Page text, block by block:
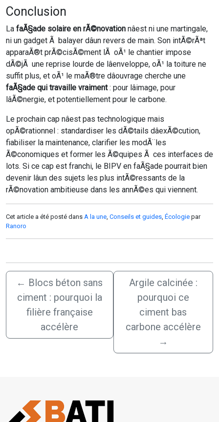
Conclusion
La faÃ§ade solaire en rÃ©novation nâest ni une martingale,
ni un gadget Ã balayer dâun revers de main. Son intÃ©rÃªt
apparaÃ®t prÃ©cisÃ©ment lÃ oÃ¹ le chantier impose
dÃ©jÃ une reprise lourde de lâenveloppe, oÃ¹ la toiture ne
suffit plus, et oÃ¹ le maÃ®tre dâouvrage cherche une
faÃ§ade qui travaille vraiment: pour lâimage, pour
lâÃ©nergie, et potentiellement pour le carbone.
Le prochain cap nâest pas technologique mais
opÃ©rationnel : standardiser les dÃ©tails dâexÃ©cution,
fiabiliser la maintenance, clarifier les modÃ¨les
Ã©conomiques et former les Ã©quipes Ã ces interfaces de
lots. Si ce cap est franchi, le BIPV en faÃ§ade pourrait bien
devenir lâun des sujets les plus intÃ©ressants de la
rÃ©novation ambitieuse dans les annÃ©es qui viennent.
Cet article a été posté dans A la une Conseils et guides Écologie par
Ranoro
← Blocs béton sans
ciment : pourquoi la
filière française
accélère
Argile calcinée :
pourquoi ce
ciment bas
carbone accélère
→